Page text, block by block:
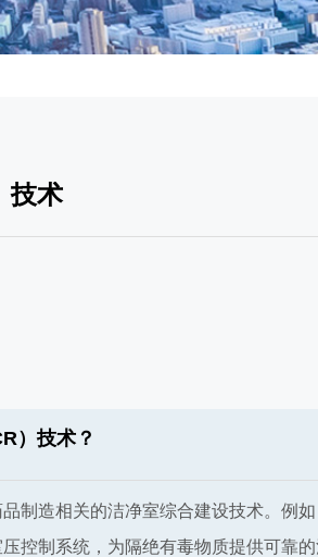
技术
）技术？
制造相关的洁净室综合建设技术。例
控制系统，为隔绝有毒物质提供可靠的